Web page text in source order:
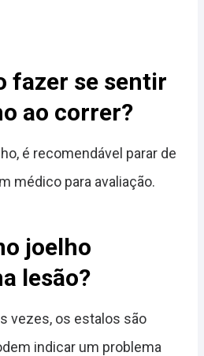
fazer se sentir
ao correr?
é recomendável parar de
médico para avaliação.
joelho
lesão?
vezes, os estalos são
indicar um problema